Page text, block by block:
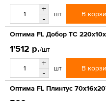
+
-
шт В
Оптима FL Добор ТС
1'512 р./шт
+
-
шт В
Оптима FL Плинтус